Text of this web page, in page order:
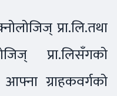
प्रा.लि.तथा
प्रा.लिसँगको
ग्राहकवर्गको